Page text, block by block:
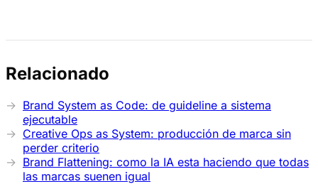
Relacionado
Brand System as Code: de guideline a sistema
ejecutable
Creative Ops as System: producción de marca sin
perder criterio
Brand Flattening: como la IA esta haciendo que todas
las marcas suenen igual